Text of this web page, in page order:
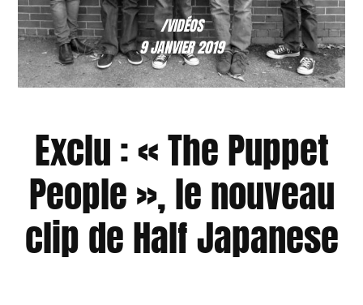
/VIDÉOS
9 JANVIER 2019
Exclu : « The Puppet
People », le nouveau
clip de Half Japanese